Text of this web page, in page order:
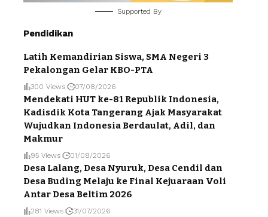
Supported By
Pendidikan
Latih Kemandirian Siswa, SMA Negeri 3
Pekalongan Gelar KBO-PTA
300 Views 07/08/2026
Mendekati HUT ke-81 Republik Indonesia,
Kadisdik Kota Tangerang Ajak Masyarakat
Wujudkan Indonesia Berdaulat, Adil, dan
Makmur
95 Views 01/08/2026
Desa Lalang, Desa Nyuruk, Desa Cendil dan
Desa Buding Melaju ke Final Kejuaraan Voli
Antar Desa Beltim 2026
281 Views 31/07/2026